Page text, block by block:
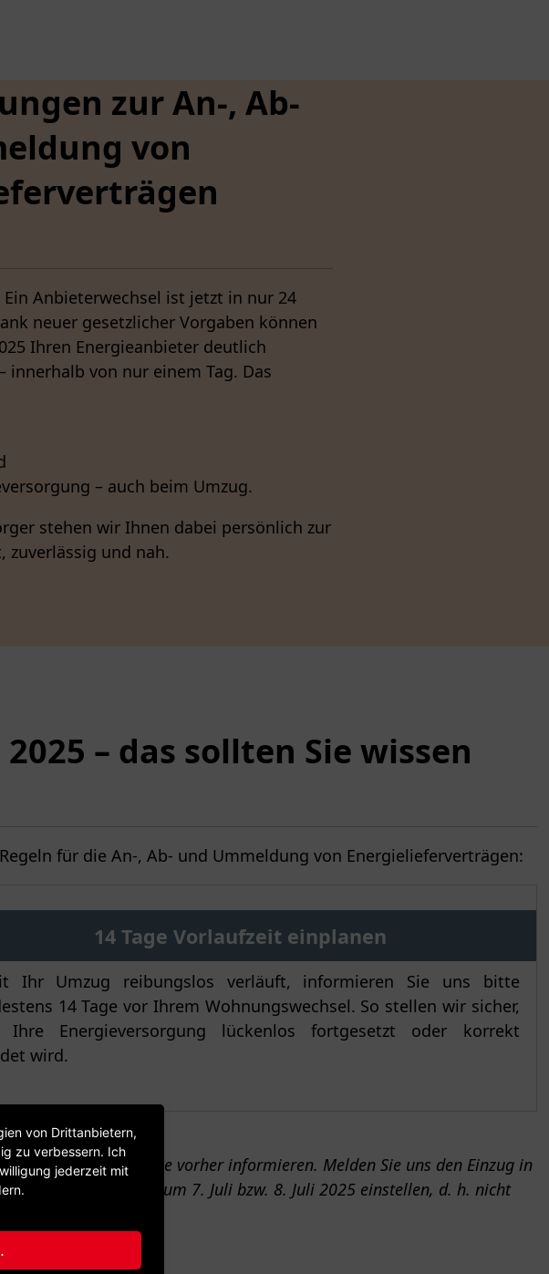
zur An-, Ab-
von
Ein Anbieterwechsel ist jetzt in nur 24
neuer gesetzlicher Vorgaben können
Ihren Energieanbieter deutlich
innerhalb von nur einem Tag. Das
– auch beim Umzug.
stehen wir Ihnen dabei persönlich zur
zuverlässig und nah.
– das sollten Sie wissen
für die An-, Ab- und Ummeldung von Energielieferverträgen:
14 Tage Vorlaufzeit einplanen
Ihr Umzug reibungslos verläuft, informieren Sie uns bitte
14 Tage vor Ihrem Wohnungswechsel. So stellen wir sicher,
Ihre Energieversorgung lückenlos fortgesetzt oder korrekt
wird.
mindestens 14 Tage vorher informieren. Melden Sie uns den Einzug in
Einzug frühestens zum 7. Juli bzw. 8. Juli 2025 einstellen, d. h. nicht
Wohnung.
von Drittanbietern,
zu verbessern. Ich
jederzeit mit